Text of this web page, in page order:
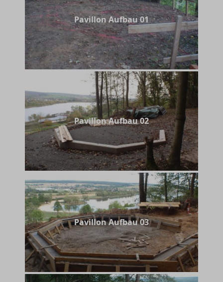
Pavillon Aufbau 01
Pavillon Aufbau 02
Pavillon Aufbau 03